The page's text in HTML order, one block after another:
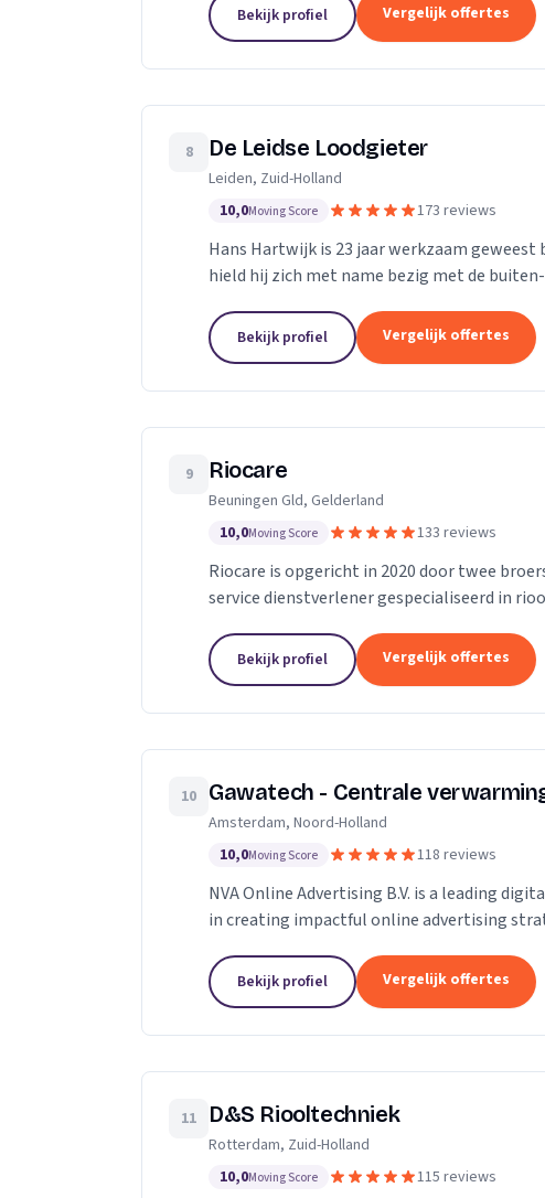
Bekijk profiel Vergelijk offertes
8 De Leidse Loodgieter
Leiden, Zuid-Holland
10,0Moving Score 173 reviews
Hans Hartwijk is 23 jaar werkzaam
hield hij zich met name bezig met de
Bekijk profiel Vergelijk offertes
9 Riocare
Beuningen Gld, Gelderland
10,0Moving Score 133 reviews
Riocare is opgericht in 2020 door twee
service dienstverlener gespecialiseerd in
Bekijk profiel Vergelijk offertes
10 Gawatech - Centrale
Amsterdam, Noord-Holland
10,0Moving Score 118 reviews
NVA Online Advertising B.V. is a leading
in creating impactful online advertising
Bekijk profiel Vergelijk offertes
11 D&S Riooltechniek
Rotterdam, Zuid-Holland
10,0Moving Score 115 reviews